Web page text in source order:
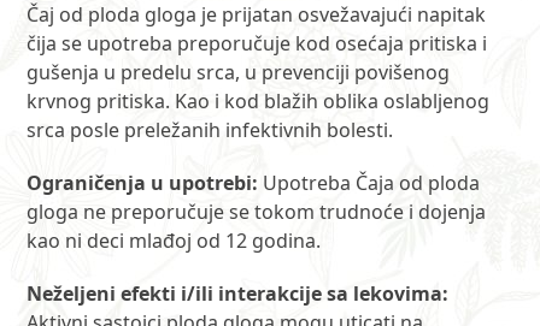
Čaj od ploda gloga je prijatan osvežavajući napitak
čija se upotreba preporučuje kod osećaja pritiska i
gušenja u predelu srca, u prevenciji povišenog
krvnog pritiska. Kao i kod blažih oblika oslabljenog
srca posle preležanih infektivnih bolesti.
Ograničenja u upotrebi: Upotreba Čaja od ploda
gloga ne preporučuje se tokom trudnoće i dojenja
kao ni deci mlađoj od 12 godina.
Neželjeni efekti i/ili interakcije sa lekovima: